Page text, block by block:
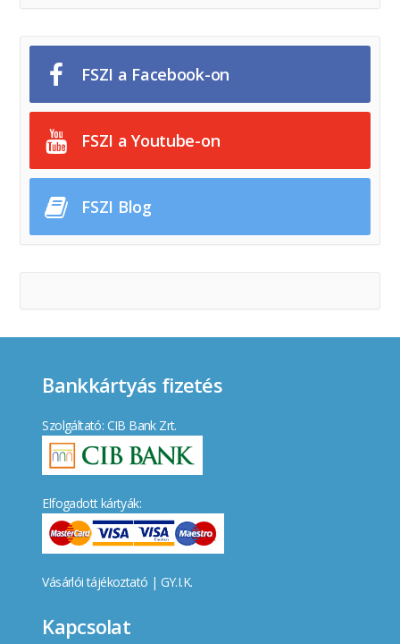
FSZI a Facebook-on
FSZI a Youtube-on
FSZI Blog
Bankkártyás fizetés
Szolgáltató: CIB Bank Zrt.
Elfogadott kártyák:
Vásárlói tájékoztató | GY.I.K.
Kapcsolat